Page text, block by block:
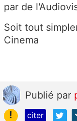
par de
Soit tout
Cinema
Publié par
!
citer